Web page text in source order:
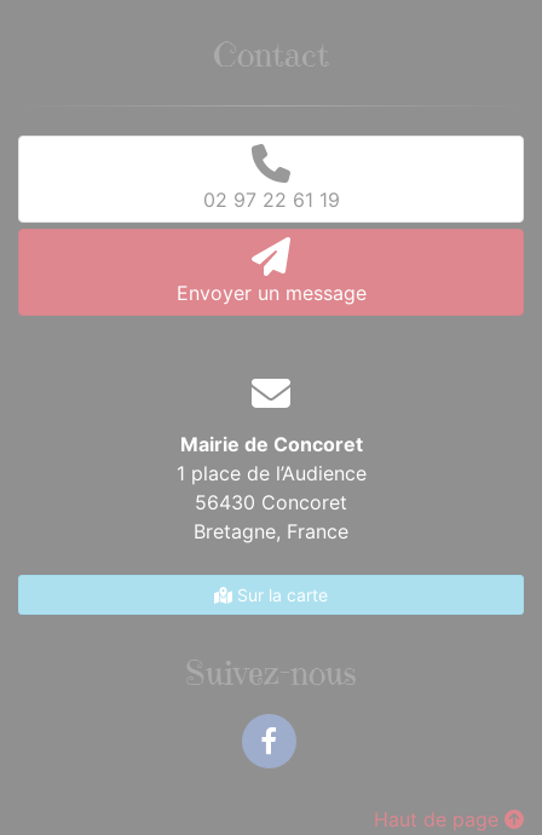
Contact
02 97 22 61 19
Envoyer un message
Mairie de Concoret
1 place de l’Audience
56430 Concoret
Bretagne, France
Sur la carte
Suivez-nous
Haut de page